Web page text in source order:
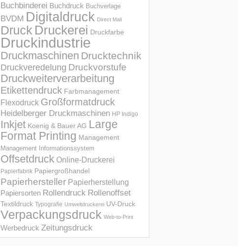
Buchbinderei Buchdruck Buchverlage
BVDM Digitaldruck Direct Mail
Druck Druckerei Druckfarbe
Druckindustrie
Druckmaschinen Drucktechnik
Druckveredelung Druckvorstufe
Druckweiterverarbeitung
Etikettendruck Farbmanagement
Flexodruck Großformatdruck
Heidelberger Druckmaschinen HP Indigo
Inkjet Koenig & Bauer AG Large
Format Printing Management
Management Informations­system
Offsetdruck Online-Druckerei
Papierfabrik Papiergroßhandel
Papierhersteller Papierherstellung
Papiersorten Rollendruck Rollenoffset
Textildruck Typografie Umweltdruckerei UV-Druck
Verpackungsdruck Web-to-Print
Werbedruck Zeitungsdruck